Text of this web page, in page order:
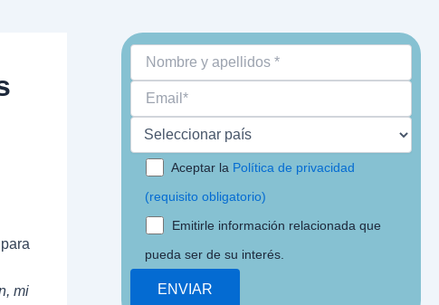
mi
Aceptar la Política de privacidad
(requisito obligatorio)
Emitirle información relacionada que
pueda ser de su interés.